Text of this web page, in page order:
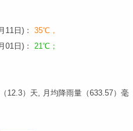
11日)： 35℃，
01日)： 21℃；
12.3）天, 月均降雨量（633.57）毫